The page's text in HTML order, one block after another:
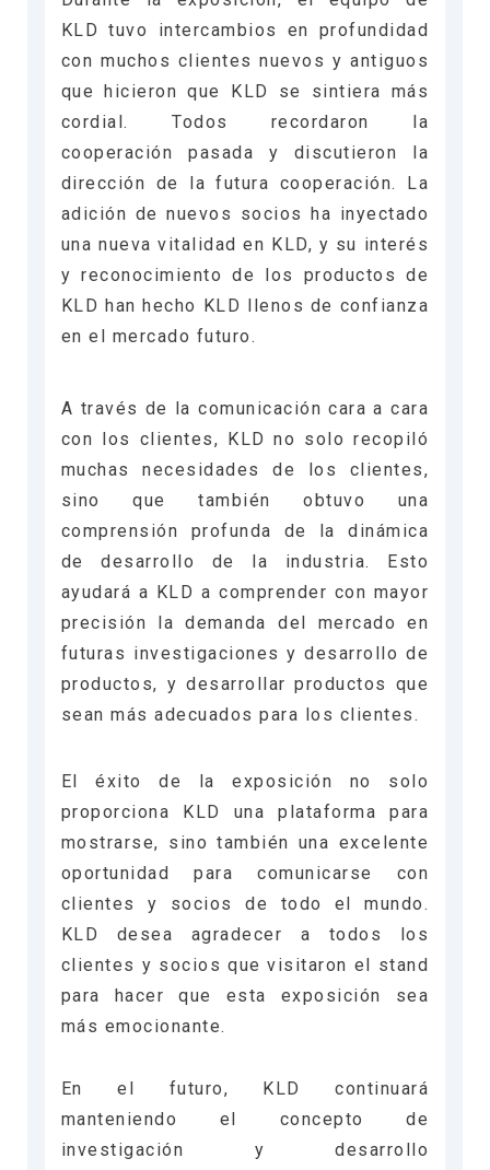
KLD tuvo intercambios en profundidad
con muchos clientes nuevos y antiguos
que hicieron que KLD se sintiera más
cordial. Todos recordaron la
cooperación pasada y discutieron la
dirección de la futura cooperación. La
adición de nuevos socios ha inyectado
una nueva vitalidad en KLD, y su interés
y reconocimiento de los productos de
KLD han hecho KLD llenos de confianza
en el mercado futuro.
A través de la comunicación cara a cara
con los clientes, KLD no solo recopiló
muchas necesidades de los clientes,
sino que también obtuvo una
comprensión profunda de la dinámica
de desarrollo de la industria. Esto
ayudará a KLD a comprender con mayor
precisión la demanda del mercado en
futuras investigaciones y desarrollo de
productos, y desarrollar productos que
sean más adecuados para los clientes.
El éxito de la exposición no solo
proporciona KLD una plataforma para
mostrarse, sino también una excelente
oportunidad para comunicarse con
clientes y socios de todo el mundo.
KLD desea agradecer a todos los
clientes y socios que visitaron el stand
para hacer que esta exposición sea
más emocionante.
En el futuro, KLD continuará
manteniendo el concepto de
investigación y desarrollo